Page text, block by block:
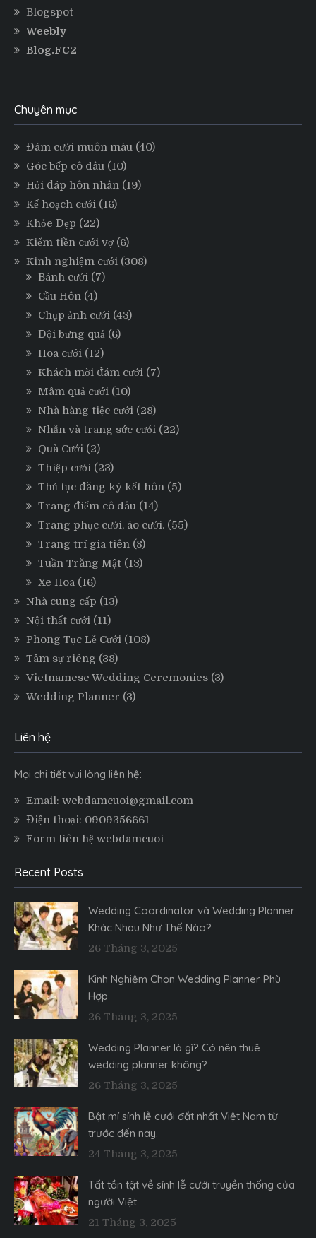
Blogspot
Weebly
Blog.FC2
Chuyên mục
Đám cưới muôn màu (40)
Góc bếp cô dâu (10)
Hỏi đáp hôn nhân (19)
Kế hoạch cưới (16)
Khỏe Đẹp (22)
Kiếm tiền cưới vợ (6)
Kinh nghiệm cưới (308)
Bánh cưới (7)
Cầu Hôn (4)
Chụp ảnh cưới (43)
Đội bưng quả (6)
Hoa cưới (12)
Khách mời đám cưới (7)
Mâm quả cưới (10)
Nhà hàng tiệc cưới (28)
Nhẫn và trang sức cưới (22)
Quà Cưới (2)
Thiệp cưới (23)
Thủ tục đăng ký kết hôn (5)
Trang điểm cô dâu (14)
Trang phục cưới, áo cưới. (55)
Trang trí gia tiên (8)
Tuần Trăng Mật (13)
Xe Hoa (16)
Nhà cung cấp (13)
Nội thất cưới (11)
Phong Tục Lễ Cưới (108)
Tâm sự riêng (38)
Vietnamese Wedding Ceremonies (3)
Wedding Planner (3)
Liên hệ
Mọi chi tiết vui lòng liên hệ:
Email: webdamcuoi@gmail.com
Điện thoại: 0909356661
Form liên hệ webdamcuoi
Recent Posts
Wedding Coordinator và Wedding Planner
Khác Nhau Như Thế Nào?
26 Tháng 3, 2025
Kinh Nghiệm Chọn Wedding Planner Phù
Hợp
26 Tháng 3, 2025
Wedding Planner là gì? Có nên thuê
wedding planner không?
26 Tháng 3, 2025
Bật mí sính lễ cưới đắt nhất Việt Nam từ
trước đến nay.
24 Tháng 3, 2025
Tất tần tật về sính lễ cưới truyền thống của
người Việt
21 Tháng 3, 2025